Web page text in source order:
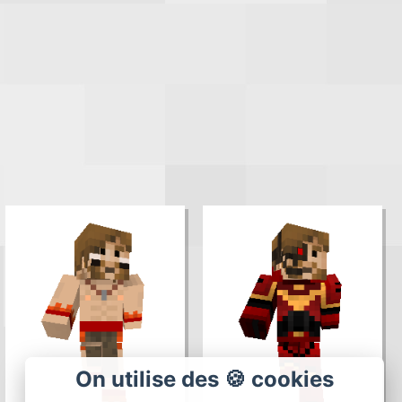
On utilise des 🍪 cookies